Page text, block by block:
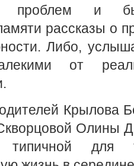
проблем и
рассказы о
Либо,
от
Крылова
Олины
для